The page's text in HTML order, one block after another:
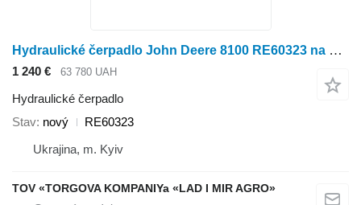
Hydraulické čerpadlo John Deere 8100 RE60323 na kolesového traktora John Deere 8100
1 240 € 63 780 UAH
Hydraulické čerpadlo
Stav nový
RE60323
Ukrajina, m. Kyiv
TOV «TORGOVA KOMPANIYa «LAD I MIR AGRO»